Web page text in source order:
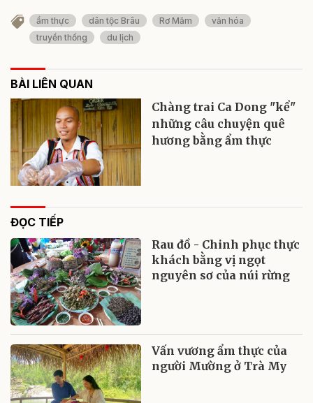
ẩm thực dân tộc Brâu Rơ Măm
văn hóa
truyền thống
du lịch
BÀI LIÊN QUAN
Chàng trai Ca Dong "kể"
những câu chuyện quê
hương bằng ẩm thực
ĐỌC TIẾP
Rau đồ - Chinh phục thực
khách bằng vị ngọt
nguyên sơ của núi rừng
Vấn vương ẩm thực của
người Mường ở Trà My